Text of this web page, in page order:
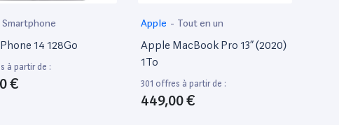
Smartphone
14 128Go
à partir de :
€
Apple - Tout en un
Apple MacBook Pro 13” (2020)
1To
301 offres à partir de :
449,00 €